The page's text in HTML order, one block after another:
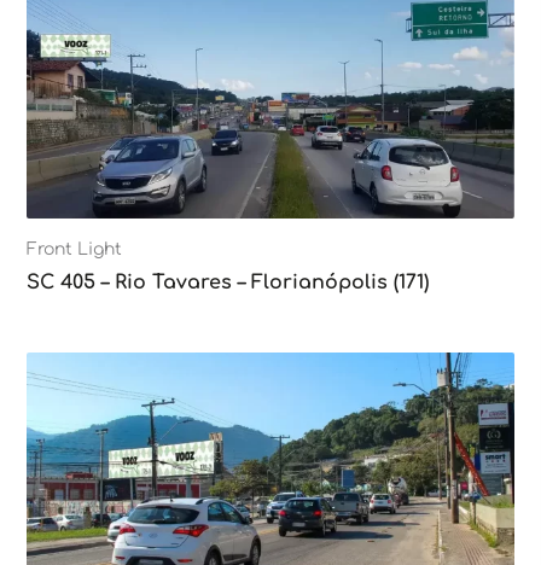
Front Light
SC 405 – Rio Tavares – Florianópolis (171)